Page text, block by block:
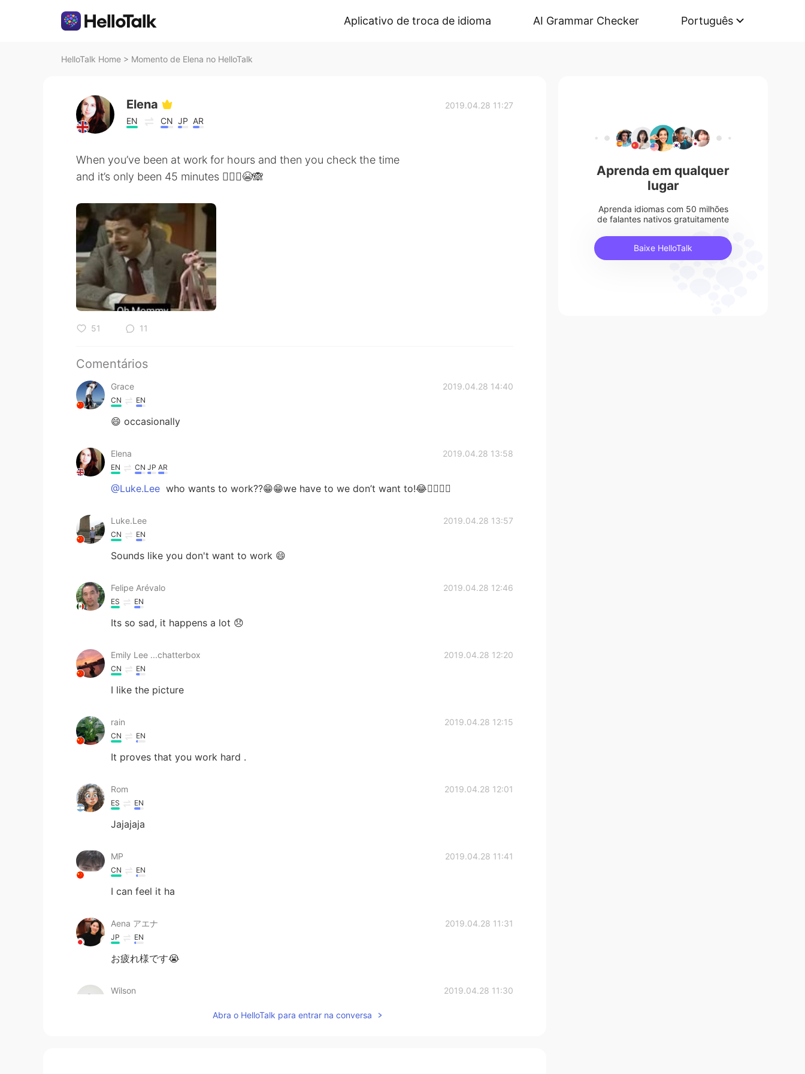
Aplicativo de troca de idioma AI Grammar Checker Português
HelloTalk Home > Momento de Elena no HelloTalk
Elena
EN CN JP AR
2019.04.28 11:27
When you’ve been at work for hours and then you check the time
and it’s only been 45 minutes 🤦🏼‍♀️😭🙈
51 11
Comentários
Grace 2019.04.28 14:40
CN EN
😄 occasionally
Elena 2019.04.28 13:58
EN CN JP AR
@Luke.Lee who wants to work??😁😁we have to we don’t want to!😂🤷‍♀️🤷‍♀️
Luke.Lee 2019.04.28 13:57
CN EN
Sounds like you don't want to work 😄
Felipe Arévalo 2019.04.28 12:46
ES EN
Its so sad, it happens a lot 😞
Emily Lee ...chatterbox 2019.04.28 12:20
CN EN
I like the picture
rain 2019.04.28 12:15
CN EN
It proves that you work hard .
Rom 2019.04.28 12:01
ES EN
Jajajaja
MP 2019.04.28 11:41
CN EN
I can feel it ha
Aena アエナ 2019.04.28 11:31
JP EN
お疲れ様です😭
Wilson 2019.04.28 11:30
Abra o HelloTalk para entrar na conversa
Aprenda em qualquer
lugar
Aprenda idiomas com 50 milhões
de falantes nativos gratuitamente
Baixe HelloTalk